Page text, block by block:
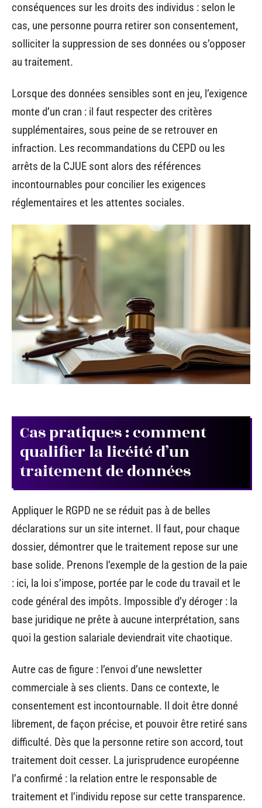
conséquences sur les droits des individus : selon le
cas, une personne pourra retirer son consentement,
solliciter la suppression de ses données ou s’opposer
au traitement.
Lorsque des données sensibles sont en jeu, l’exigence
monte d’un cran : il faut respecter des critères
supplémentaires, sous peine de se retrouver en
infraction. Les recommandations du CEPD ou les
arrêts de la CJUE sont alors des références
incontournables pour concilier les exigences
réglementaires et les attentes sociales.
Cas pratiques : comment
qualifier la licéité d’un
traitement de données
Appliquer le RGPD ne se réduit pas à de belles
déclarations sur un site internet. Il faut, pour chaque
dossier, démontrer que le traitement repose sur une
base solide. Prenons l’exemple de la gestion de la paie
: ici, la loi s’impose, portée par le code du travail et le
code général des impôts. Impossible d’y déroger : la
base juridique ne prête à aucune interprétation, sans
quoi la gestion salariale deviendrait vite chaotique.
Autre cas de figure : l’envoi d’une newsletter
commerciale à ses clients. Dans ce contexte, le
consentement est incontournable. Il doit être donné
librement, de façon précise, et pouvoir être retiré sans
difficulté. Dès que la personne retire son accord, tout
traitement doit cesser. La jurisprudence européenne
l’a confirmé : la relation entre le responsable de
traitement et l’individu repose sur cette transparence.